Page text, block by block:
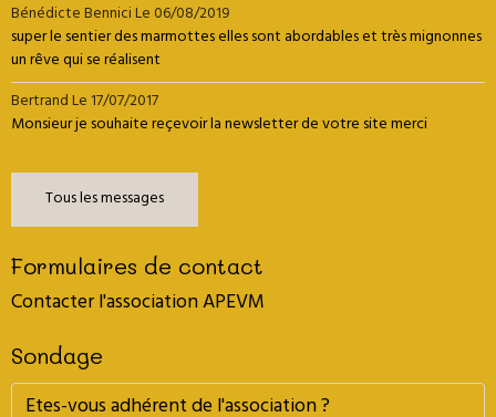
Bénédicte BenniciLe 06/08/2019
super le sentier des marmottes elles sont abordables et très mignonnes
un rêve qui se réalisent
BertrandLe 17/07/2017
Monsieur je souhaite reçevoir la newsletter de votre site merci
Tous les messages
Formulaires de contact
Contacter l'association APEVM
Sondage
Etes-vous adhérent de l'association ?